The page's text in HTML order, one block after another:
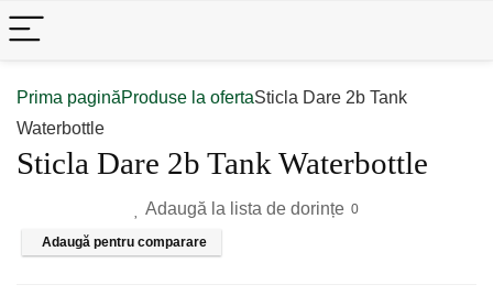
Prima paginăProduse la ofertaSticla Dare 2b Tank
Waterbottle
Sticla Dare 2b Tank Waterbottle
Adaugă la lista de dorințe 0
Adaugă pentru comparare